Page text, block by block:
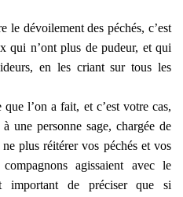
le dévoilement des péchés, c’est
qui n’ont plus de pudeur, et qui
en les criant sur tous les
l’on a fait, et c’est votre cas,
une personne sage, chargée de
plus réitérer vos péchés et vos
agissaient avec le
de préciser que si